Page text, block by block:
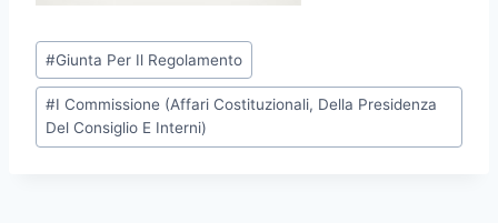
P
o
#Giunta Per Il Regolamento
#I Commissione (Affari Costituzionali, Della Presidenza
Del Consiglio E Interni)